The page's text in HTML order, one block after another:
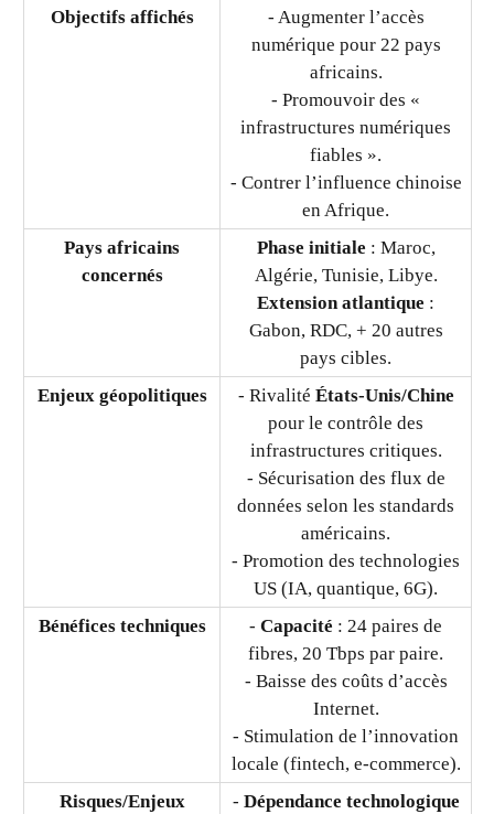
Objectifs affichés
- Augmenter l’accès
numérique pour 22 pays
africains.
- Promouvoir des «
infrastructures numériques
fiables ».
- Contrer l’influence chinoise
en Afrique.
Pays africains
concernés
Phase initiale : Maroc,
Algérie, Tunisie, Libye.
Extension atlantique :
Gabon, RDC, + 20 autres
pays cibles.
Enjeux géopolitiques
- Rivalité États-Unis/Chine
pour le contrôle des
infrastructures critiques.
- Sécurisation des flux de
données selon les standards
américains.
- Promotion des technologies
US (IA, quantique, 6G).
Bénéfices techniques
- Capacité : 24 paires de
fibres, 20 Tbps par paire.
- Baisse des coûts d’accès
Internet.
- Stimulation de l’innovation
locale (fintech, e-commerce).
Risques/Enjeux
- Dépendance technologique